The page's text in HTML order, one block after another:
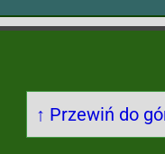
↑ Przewiń do